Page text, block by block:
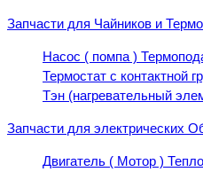
Запчасти для Чайников и
Насос ( помпа )
Термостат с контактной
Тэн (нагревательный
Запчасти для электрических
Двигатель ( Мотор )